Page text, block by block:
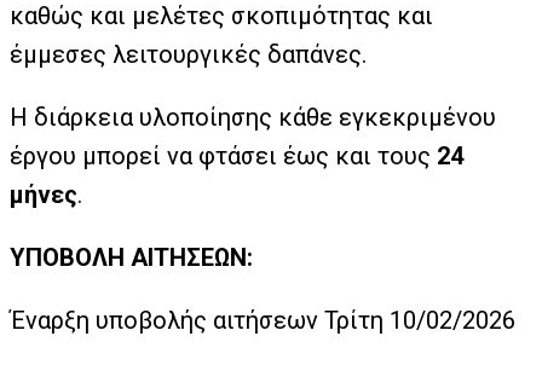
καθώς και μελέτες σκοπιμότητας και
έμμεσες λειτουργικές δαπάνες.
Η διάρκεια υλοποίησης κάθε εγκεκριμένου
έργου μπορεί να φτάσει έως και τους 24
μήνες.
ΥΠΟΒΟΛΗ ΑΙΤΗΣΕΩΝ:
Έναρξη υποβολής αιτήσεων Τρίτη 10/02/2026